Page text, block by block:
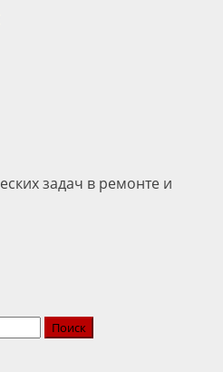
задач в ремонте и